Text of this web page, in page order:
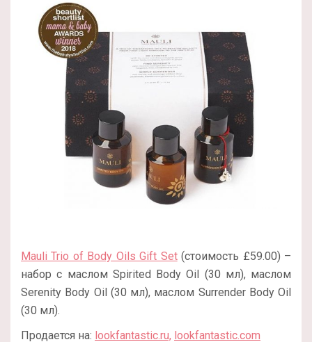
Mauli Trio of Body Oils Gift Set(стоимость £59.00) –
набор с маслом Spirited Body Oil (30 мл), маслом
Serenity Body Oil (30 мл), маслом Surrender Body Oil
(30 мл).
Продается на: lookfantastic.ru, lookfantastic.com